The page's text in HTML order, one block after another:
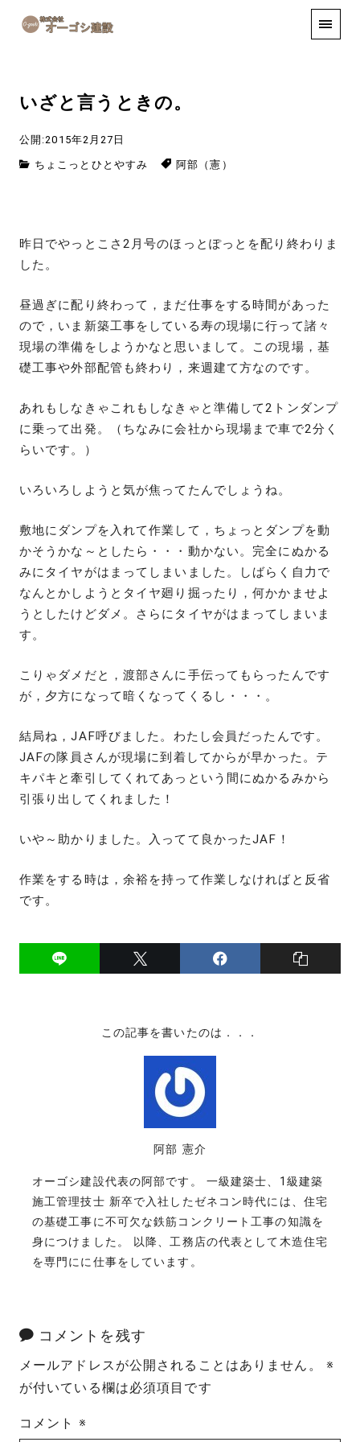
手しごと
いざと言うときの。
公開:2015年2月27日
ちょこっとひとやすみ 阿部（憲）
昨日でやっとこさ2月号のほっとぽっとを配り終わりま
した。
昼過ぎに配り終わって，まだ仕事をする時間があった
ので，いま新築工事をしている寿の現場に行って諸々
現場の準備をしようかなと思いまして。この現場，基
礎工事や外部配管も終わり，来週建て方なのです。
あれもしなきゃこれもしなきゃと準備して2トンダンプ
に乗って出発。（ちなみに会社から現場まで車で2分く
らいです。）
いろいろしようと気が焦ってたんでしょうね。
敷地にダンプを入れて作業して，ちょっとダンプを動
かそうかな～としたら・・・動かない。完全にぬかる
みにタイヤがはまってしまいました。しばらく自力で
なんとかしようとタイヤ廻り掘ったり，何かかませよ
うとしたけどダメ。さらにタイヤがはまってしまいま
す。
こりゃダメだと，渡部さんに手伝ってもらったんです
が，夕方になって暗くなってくるし・・・。
結局ね，JAF呼びました。わたし会員だったんです。
JAFの隊員さんが現場に到着してからが早かった。テ
キパキと牽引してくれてあっという間にぬかるみから
引張り出してくれました！
いや～助かりました。入ってて良かったJAF！
作業をする時は，余裕を持って作業しなければと反省
です。
この記事を書いたのは．．．
阿部 憲介
オーゴシ建設代表の阿部です。 一級建築士、1級建築
施工管理技士 新卒で入社したゼネコン時代には、住宅
の基礎工事に不可欠な鉄筋コンクリート工事の知識を
身につけました。 以降、工務店の代表として木造住宅
を専門にに仕事をしています。
コメントを残す
メールアドレスが公開されることはありません。
※
が付いている欄は必須項目です
コメント ※